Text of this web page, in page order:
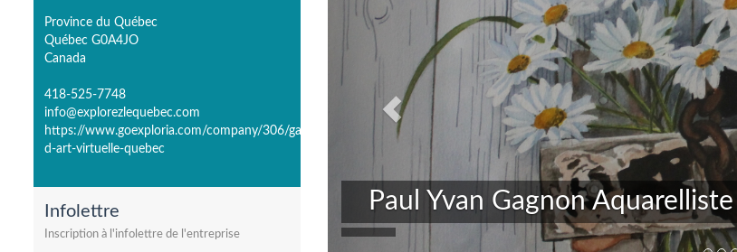
Province du Québec
Québec G0A4JO
Canada
418-525-7748
info@explorezlequebec.com
https://www.goexploria.com/company/306/galerie-
d-art-virtuelle-quebec
Infolettre
Inscription à l'infolettre de l'entreprise
Atelier d'Art Pomme de Pin
En savoir plus >